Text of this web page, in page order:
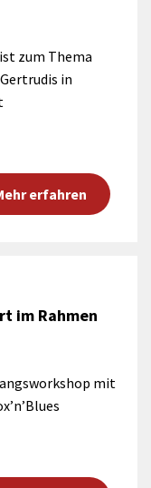
zum Thema
in
erfahren
im Rahmen
mit